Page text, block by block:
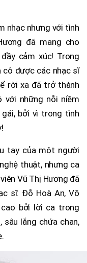
nhạc nhưng với tình
đã mang cho
cảm xúc! Trong
được các nhạc sĩ
rời xa đã trở thành
với những nỗi niềm
bởi vì trong tình
tay của một người
thuật, nhưng ca
Vũ Thị Hương đã
sĩ: Đỗ Hoà An, Võ
cao bởi lời ca trong
sâu lắng chứa chan,